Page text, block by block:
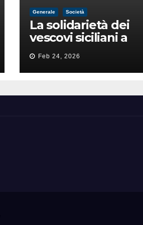
Generale Società
La solidarietà dei
vescovi siciliani a
Lorefice: «Ha difeso
il valore e la dignità
dell’umanità»
Feb 24, 2026